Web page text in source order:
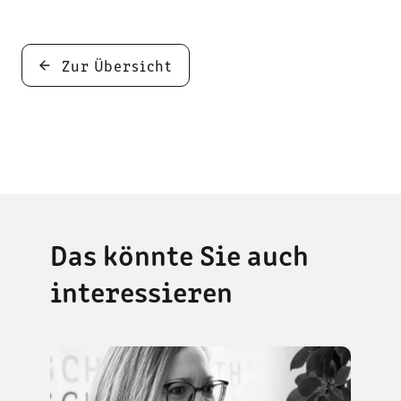
Zur Übersicht
Das könnte Sie auch
interessieren